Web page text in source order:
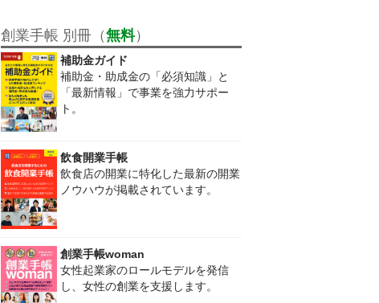
創業手帳 別冊（無料）
補助金ガイド
補助金・助成金の「必須知識」と
「最新情報」で事業を強力サポー
ト。
飲食開業手帳
飲食店の開業に特化した最新の開業
ノウハウが掲載されています。
創業手帳woman
女性起業家のロールモデルを発信
し、女性の創業を支援します。